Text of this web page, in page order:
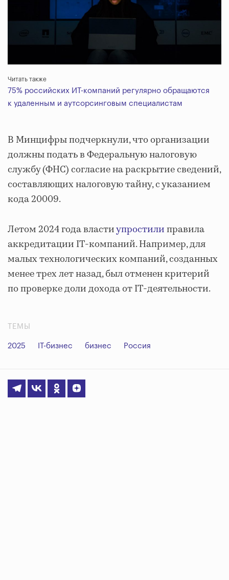
Читать также
75% российских ИТ-компаний регулярно обращаются
к удаленным и аутсорсинговым специалистам
В Минцифры подчеркнули, что организации
должны подать в Федеральную налоговую
службу (ФНС) согласие на раскрытие сведений,
составляющих налоговую тайну, с указанием
кода 20009.
Летом 2024 года властиупростилиправила
аккредитации IT-компаний. Например, для
малых технологических компаний, созданных
менее трех лет назад, был отменен критерий
по проверке доли дохода от IT-деятельности.
ТЕМЫ
2025 IT-бизнес бизнес Россия